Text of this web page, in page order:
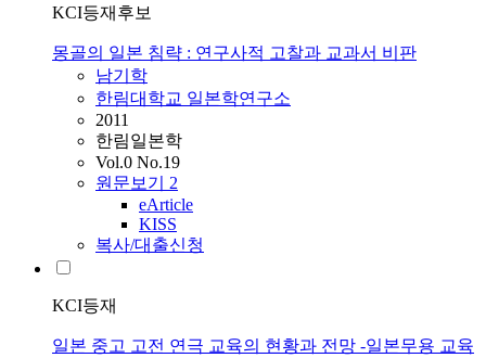
KCI등재후보
몽골의 일본 침략 : 연구사적 고찰과 교과서 비판
남기학
한림대학교 일본학연구소
2011
한림일본학
Vol.0 No.19
원문보기 2
eArticle
KISS
복사/대출신청
KCI등재
일본 중고 고전 연극 교육의 현황과 전망 -일본무용 교육